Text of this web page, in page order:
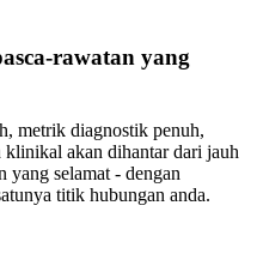
rawatan yang
metrik diagnostik penuh,
klinikal akan dihantar dari jauh
yang selamat - dengan
titik hubungan anda.